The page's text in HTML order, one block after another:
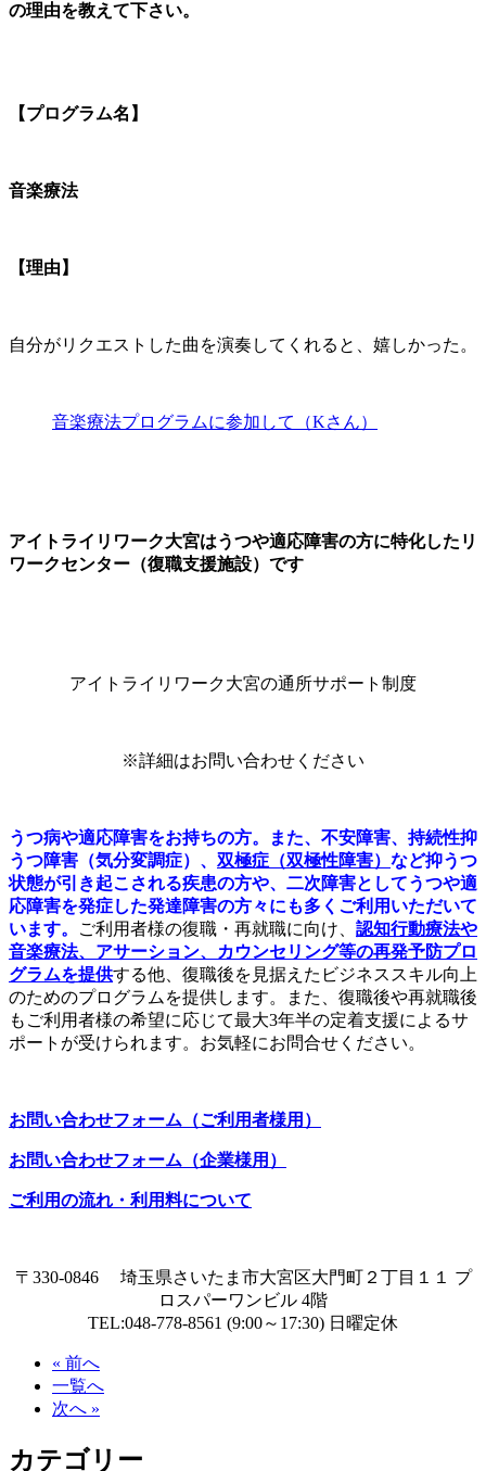
の理由を教えて下さい。
【プログラム名】
音楽療法
【理由】
自分がリクエストした曲を演奏してくれると、嬉しかった。
音楽療法プログラムに参加して（Kさん）
アイトライリワーク大宮はうつや適応障害の方に特化したリ
ワークセンター（復職支援施設）です
アイトライリワーク大宮の通所サポート制度
※詳細はお問い合わせください
うつ病や適応障害をお持ちの方。また、不安障害、持続性抑
うつ障害（気分変調症）、 双極症（双極性障害） など抑うつ
状態が引き起こされる疾患の方や、二次障害としてうつや適
応障害を発症した発達障害の方々にも多くご利用いただいて
います。
ご利用者様の復職・再就職に向け、 認知行動療法や
音楽療法、アサーション、カウンセリング等の再発予防プロ
グラムを提供する他、復職後を見据えたビジネススキル向上
のためのプログラムを提供します。また、復職後や再就職後
もご利用者様の希望に応じて最大3年半の定着支援によるサ
ポートが受けられます。お気軽にお問合せください。
お問い合わせフォーム（ご利用者様用）
お問い合わせフォーム（企業様用）
ご利用の流れ・利用料について
〒330-0846 埼玉県さいたま市大宮区大門町２丁目１１ プ
ロスパーワンビル 4階
TEL:048-778-8561 (9:00～17:30) 日曜定休
« 前へ
一覧へ
次へ »
カテゴリー